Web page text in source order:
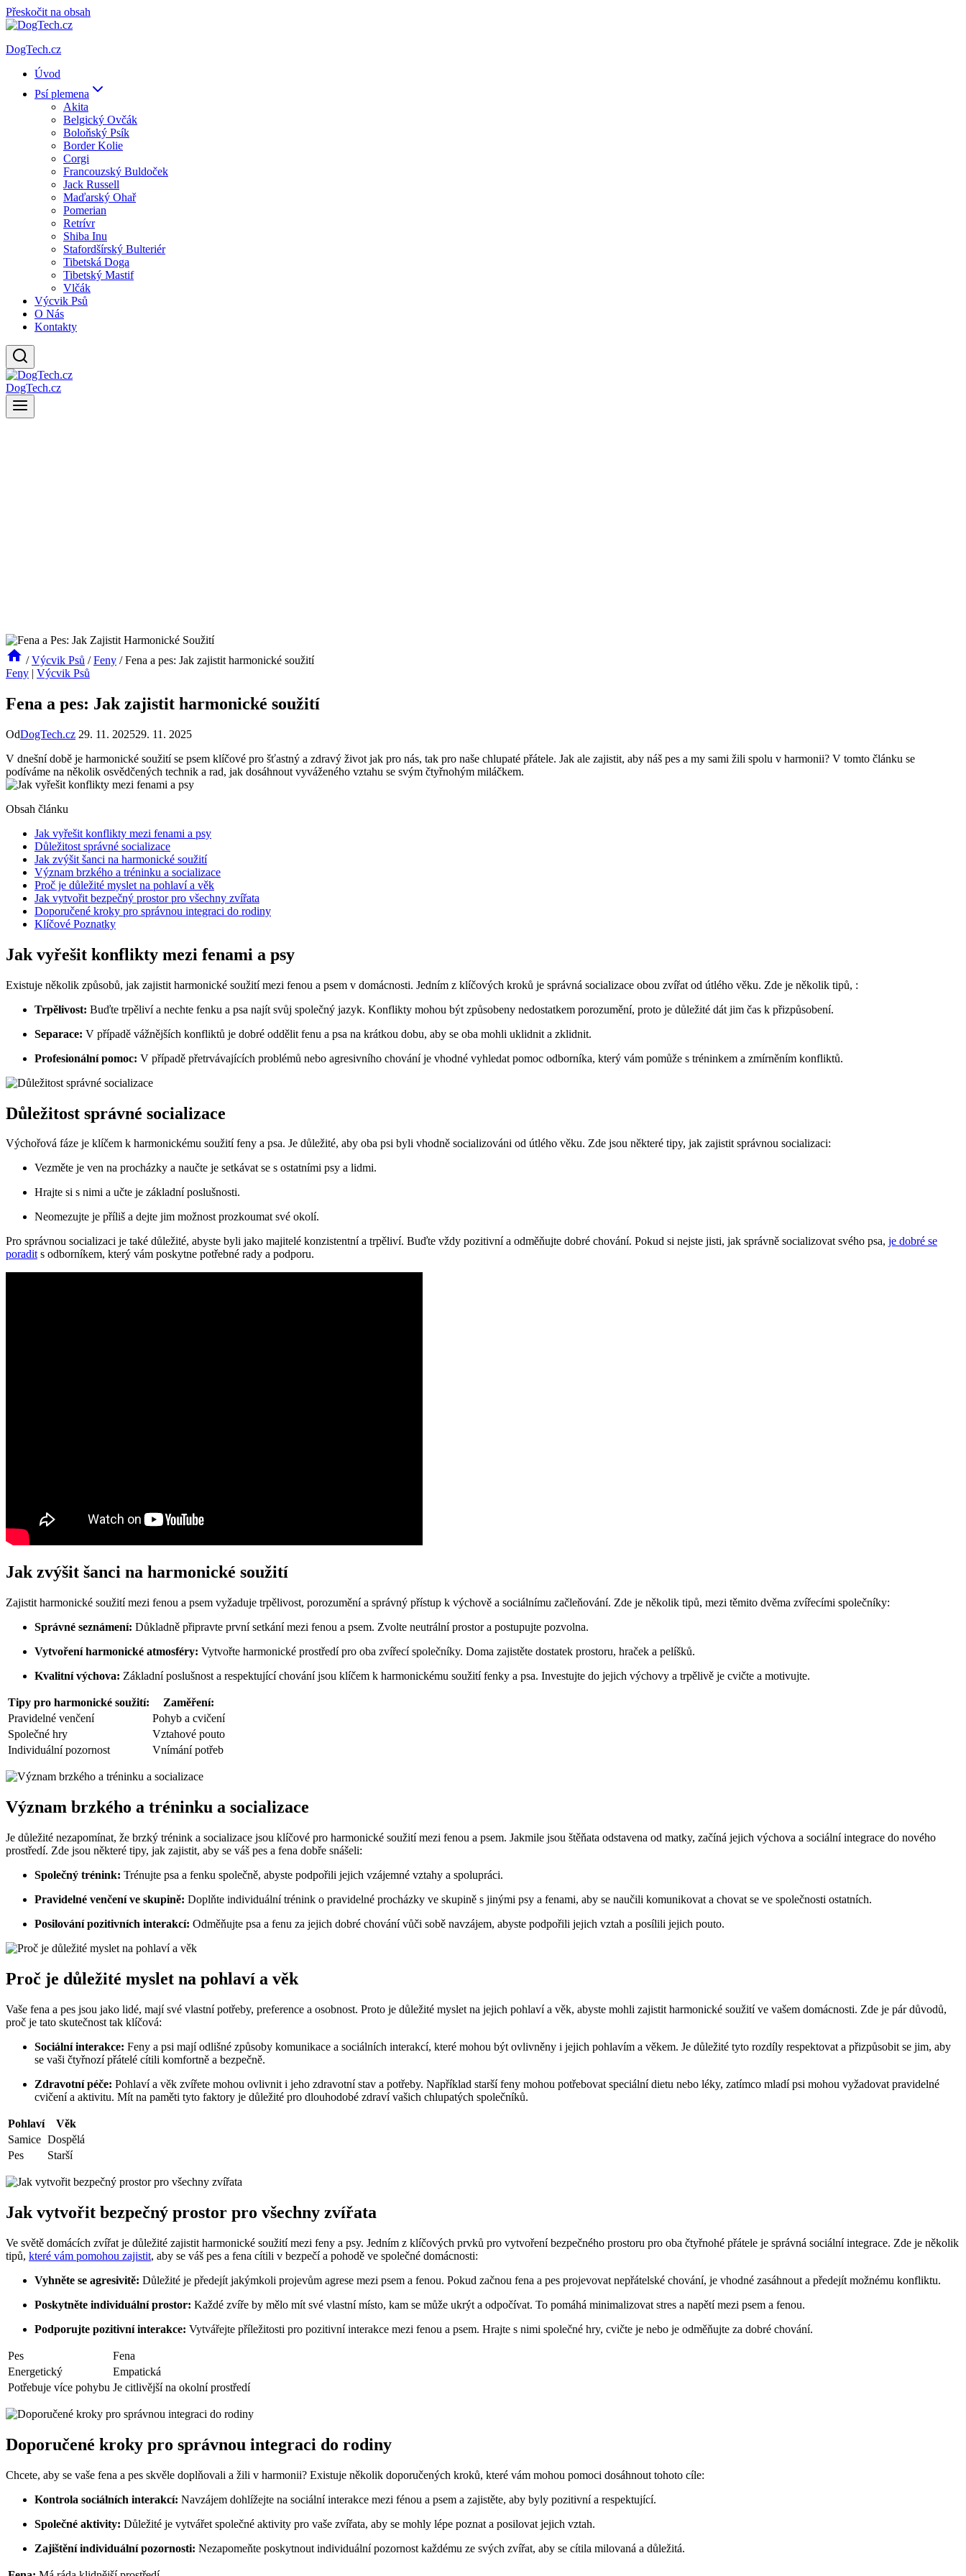
Přeskočit na obsah
DogTech.cz
Úvod
Psí plemena
Akita
Belgický Ovčák
Boloňský Psík
Border Kolie
Corgi
Francouzský Buldoček
Jack Russell
Maďarský Ohař
Pomerian
Retrívr
Shiba Inu
Stafordšírský Bulteriér
Tibetská Doga
Tibetský Mastif
Vlčák
Výcvik Psů
O Nás
Kontakty
DogTech.cz
/ Výcvik Psů / Feny / Fena a pes: Jak zajistit harmonické soužití
Feny | Výcvik Psů
Fena a pes: Jak zajistit harmonické soužití
OdDogTech.cz 29. 11. 202529. 11. 2025
V dnešní době je harmonické soužití se psem klíčové pro šťastný a zdravý život jak pro nás, tak pro naše chlupaté přátele. Jak ale zajistit, aby náš pes a my sami žili spolu v harmonii? V tomto článku se
podíváme na několik osvědčených technik a rad, jak dosáhnout vyváženého vztahu se svým čtyřnohým miláčkem.
Obsah článku
Jak vyřešit konflikty mezi fenami a psy
Důležitost správné socializace
Jak zvýšit šanci na harmonické soužití
Význam brzkého a tréninku a socializace
Proč je důležité myslet na pohlaví a věk
Jak vytvořit bezpečný prostor pro všechny zvířata
Doporučené kroky pro správnou integraci do rodiny
Klíčové Poznatky
Jak vyřešit konflikty mezi fenami a psy
Existuje několik způsobů, jak zajistit harmonické soužití mezi fenou a psem v domácnosti. Jedním z klíčových kroků je správná socializace obou zvířat od útlého věku. Zde je několik tipů, :
Trpělivost: Buďte trpěliví a nechte fenku a psa najít svůj společný jazyk. Konflikty mohou být způsobeny nedostatkem porozumění, proto je důležité dát jim čas k přizpůsobení.
Separace: V případě vážnějších konfliktů je dobré oddělit fenu a psa na krátkou dobu, aby se oba mohli uklidnit a zklidnit.
Profesionální pomoc: V případě přetrvávajících problémů nebo agresivního chování je vhodné vyhledat pomoc odborníka, který vám pomůže s tréninkem a zmírněním konfliktů.
Důležitost správné socializace
Výchořová fáze je klíčem k harmonickému soužití feny a psa. Je důležité, aby oba psi byli vhodně socializováni od útlého věku. Zde jsou některé tipy, jak zajistit správnou socializaci:
Vezměte je ven na procházky a naučte je setkávat se s ostatními psy a lidmi.
Hrajte si s nimi a učte je základní poslušnosti.
Neomezujte je příliš a dejte jim možnost prozkoumat své okolí.
Pro správnou socializaci je také důležité, abyste byli jako majitelé konzistentní a trpěliví. Buďte vždy pozitivní a odměňujte dobré chování. Pokud si nejste jisti, jak správně socializovat svého psa, je dobré se
poradits odborníkem, který vám poskytne potřebné rady a podporu.
Jak zvýšit šanci na harmonické soužití
Zajistit harmonické soužití mezi fenou a psem vyžaduje trpělivost, porozumění a správný přístup k výchově a sociálnímu začleňování. Zde je několik tipů, mezi těmito dvěma zvířecími společníky:
Správné seznámení: Důkladně připravte první setkání mezi fenou a psem. Zvolte neutrální prostor a postupujte pozvolna.
Vytvoření harmonické atmosféry: Vytvořte harmonické prostředí pro oba zvířecí společníky. Doma zajistěte dostatek prostoru, hraček a pelíšků.
Kvalitní výchova: Základní poslušnost a respektující chování jsou klíčem k harmonickému soužití fenky a psa. Investujte do jejich výchovy a trpělivě je cvičte a motivujte.
Tipy pro harmonické soužití:
Zaměření:
Pravidelné venčení
Pohyb a cvičení
Společné hry
Vztahové pouto
Individuální pozornost
Vnímání potřeb
Význam brzkého a tréninku a socializace
Je důležité nezapomínat, že brzký trénink a socializace jsou klíčové pro harmonické soužití mezi fenou a psem. Jakmile jsou štěňata odstavena od matky, začíná jejich výchova a sociální integrace do nového
prostředí. Zde jsou některé tipy, jak zajistit, aby se váš pes a fena dobře snášeli:
Společný trénink: Trénujte psa a fenku společně, abyste podpořili jejich vzájemné vztahy a spolupráci.
Pravidelné venčení ve skupině: Doplňte individuální trénink o pravidelné procházky ve skupině s jinými psy a fenami, aby se naučili komunikovat a chovat se ve společnosti ostatních.
Posilování pozitivních interakcí: Odměňujte psa a fenu za jejich dobré chování vůči sobě navzájem, abyste podpořili jejich vztah a posílili jejich pouto.
Proč je důležité myslet na pohlaví a věk
Vaše fena a pes jsou jako lidé, mají své vlastní potřeby, preference a osobnost. Proto je důležité myslet na jejich pohlaví a věk, abyste mohli zajistit harmonické soužití ve vašem domácnosti. Zde je pár důvodů,
proč je tato skutečnost tak klíčová:
Sociální interakce: Feny a psi mají odlišné způsoby komunikace a sociálních interakcí, které mohou být ovlivněny i jejich pohlavím a věkem. Je důležité tyto rozdíly respektovat a přizpůsobit se jim, aby
se vaši čtyřnozí přátelé cítili komfortně a bezpečně.
Zdravotní péče: Pohlaví a věk zvířete mohou ovlivnit i jeho zdravotní stav a potřeby. Například starší feny mohou potřebovat speciální dietu nebo léky, zatímco mladí psi mohou vyžadovat pravidelné
cvičení a aktivitu. Mít na paměti tyto faktory je důležité pro dlouhodobé zdraví vašich chlupatých společníků.
Pohlaví
Věk
Samice Dospělá
Pes
Starší
Jak vytvořit bezpečný prostor pro všechny zvířata
Ve světě domácích zvířat je důležité zajistit harmonické soužití mezi feny a psy. Jedním z klíčových prvků pro vytvoření bezpečného prostoru pro oba čtyřnohé přátele je správná sociální integrace. Zde je několik
tipů, které vám pomohou zajistit, aby se váš pes a fena cítili v bezpečí a pohodě ve společné domácnosti:
Vyhněte se agresivitě: Důležité je předejít jakýmkoli projevům agrese mezi psem a fenou. Pokud začnou fena a pes projevovat nepřátelské chování, je vhodné zasáhnout a předejít možnému konfliktu.
Poskytněte individuální prostor: Každé zvíře by mělo mít své vlastní místo, kam se může ukrýt a odpočívat. To pomáhá minimalizovat stres a napětí mezi psem a fenou.
Podporujte pozitivní interakce: Vytvářejte příležitosti pro pozitivní interakce mezi fenou a psem. Hrajte s nimi společné hry, cvičte je nebo je odměňujte za dobré chování.
Pes
Fena
Energetický
Empatická
Potřebuje více pohybu Je citlivější na okolní prostředí
Doporučené kroky pro správnou integraci do rodiny
Chcete, aby se vaše fena a pes skvěle doplňovali a žili v harmonii? Existuje několik doporučených kroků, které vám mohou pomoci dosáhnout tohoto cíle:
Kontrola sociálních interakcí: Navzájem dohlížejte na sociální interakce mezi fénou a psem a zajistěte, aby byly pozitivní a respektující.
Společné aktivity: Důležité je vytvářet společné aktivity pro vaše zvířata, aby se mohly lépe poznat a posilovat jejich vztah.
Zajištění individuální pozornosti: Nezapomeňte poskytnout individuální pozornost každému ze svých zvířat, aby se cítila milovaná a důležitá.